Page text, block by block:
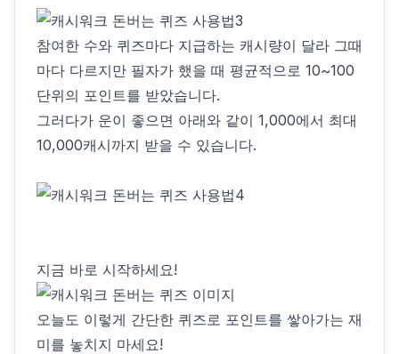
참여한 수와 퀴즈마다 지급하는 캐시량이 달라 그때
마다 다르지만 필자가 했을 때 평균적으로 10~100
단위의 포인트를 받았습니다.
그러다가 운이 좋으면 아래와 같이 1,000에서 최대
10,000캐시까지 받을 수 있습니다.
지금 바로 시작하세요!
오늘도 이렇게 간단한 퀴즈로 포인트를 쌓아가는 재
미를 놓치지 마세요!